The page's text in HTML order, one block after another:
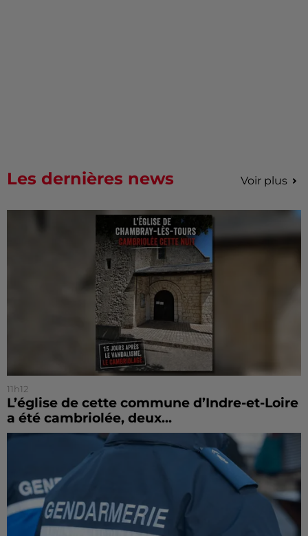
Les dernières news Voir plus
11h12
L’église de cette commune d’Indre-et-Loire
a été cambriolée, deux...